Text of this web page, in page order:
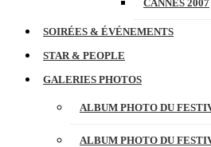
CANNES 2007
SOIRÉES & ÉVÉNEMENTS
STAR & PEOPLE
GALERIES PHOTOS
ALBUM PHOTO DU
ALBUM PHOTO DU